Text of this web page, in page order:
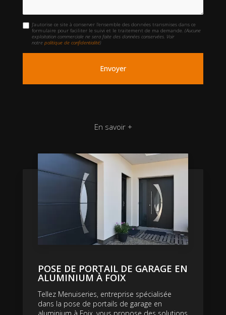
J'autorise ce site à conserver l'ensemble des données transmises dans ce
formulaire pour faciliter le suivi et le traitement de ma demande.(Aucune
exploitation commerciale ne sera faite des données conservées. Voir
notrepolitique de confidentialité)
En savoir +
POSE DE PORTAIL DE GARAGE EN
ALUMINIUM À FOIX
Tellez Menuiseries, entreprise spécialisée
dans la pose de portails de garage en